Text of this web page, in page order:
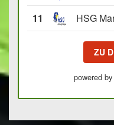
11
HSG
ZU
powered by